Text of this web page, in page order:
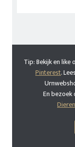
Tip: Bekijk en like
Pinterest.
En bezoek